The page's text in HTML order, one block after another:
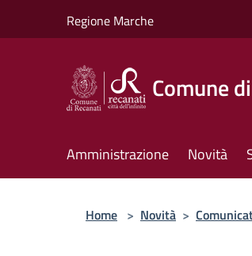
Regione Marche
Comune
Amministrazione Novità
Home > Novità >